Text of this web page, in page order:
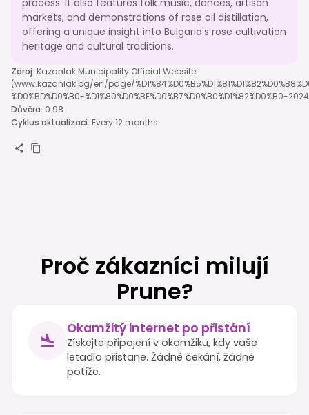
markets, and demonstrations of rose oil distillation,
offering a unique insight into Bulgaria's rose cultivation
heritage and cultural traditions.
Zdroj: Kazanlak Municipality Official Website
(www.kazanlak.bg/en/page/
%D0%BD%D0%B0-%D1%80%D0%BE%D0%B7%D0%B0%D1%82%D0%B0-
Důvěra: 0.98
Cyklus aktualizací: Every 12 months
Proč zákazníci milují
Prune?
Okamžitý internet po přistání
Získejte připojení v okamžiku, kdy vaše
letadlo přistane. Žádné čekání, žádné
potíže.